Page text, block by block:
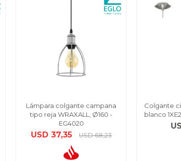
Lámpara colgante campana
tipo reja WRAXALL, Ø160 -
EG4020
USD 37,35 USD 68,23
Colgante
blanco